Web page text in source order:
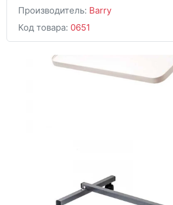
Производитель: Barry
Код товара: 0651